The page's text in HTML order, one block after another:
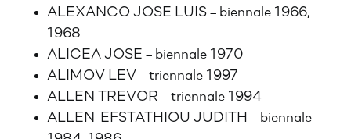
ALEXANCO JOSE LUIS – biennale 1966,
1968
ALICEA JOSE – biennale 1970
ALIMOV LEV – triennale 1997
ALLEN TREVOR – triennale 1994
ALLEN-EFSTATHIOU JUDITH – biennale